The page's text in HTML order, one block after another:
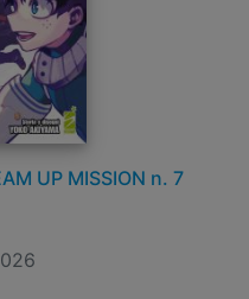
UP MISSION n. 7